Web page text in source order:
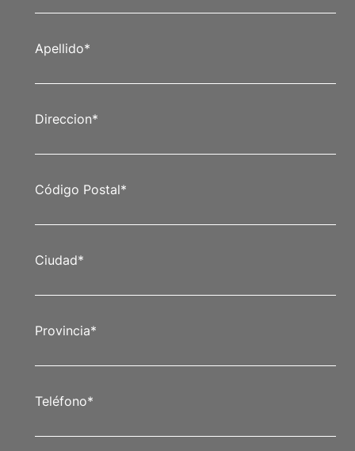
Apellido*
Direccion*
Código Postal*
Ciudad*
Provincia*
Teléfono*